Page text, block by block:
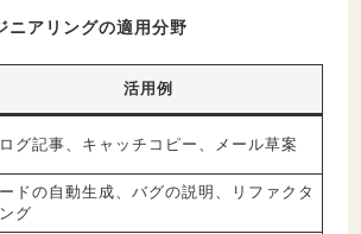
ニアリングの適用分野
活用例
グ記事、キャッチコピー、メール草案
ドの自動生成、バグの説明、リファクタ
グ